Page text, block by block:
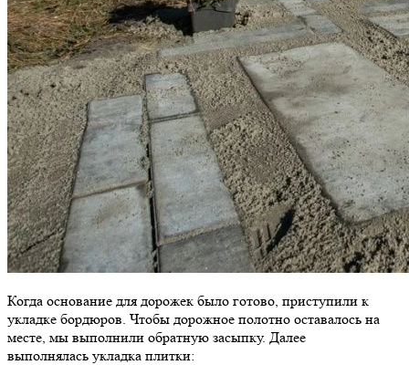
Когда основание для дорожек было готово, приступили к
укладке бордюров. Чтобы дорожное полотно оставалось на
месте, мы выполнили обратную засыпку. Далее
выполнялась укладка плитки: